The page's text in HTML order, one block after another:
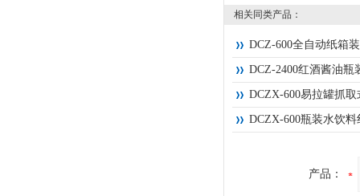
相关同类产品：
DCZ-600全自动纸箱
DCZ-2400红酒酱油
DCZX-600易拉罐抓
DCZX-600瓶装水饮
产品：